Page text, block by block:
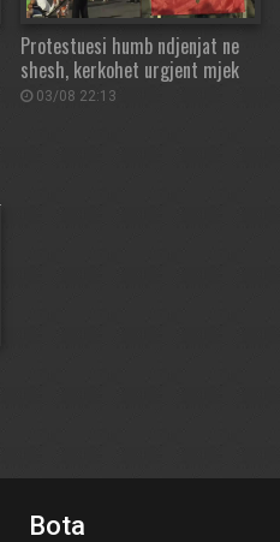
Protestuesi humb ndjenjat ne
shesh, kerkohet urgjent mjek
03/08 22:13
Bota